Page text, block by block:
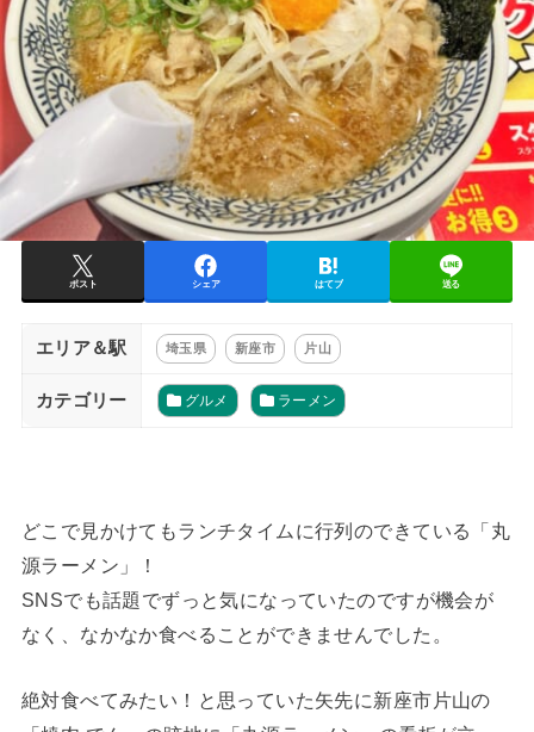
ポスト シェア はてブ 送る
エリア＆駅 埼玉県 新座市 片山
カテゴリー グルメ ラーメン
どこで見かけてもランチタイムに行列のできている「丸
源ラーメン」！
SNSでも話題でずっと気になっていたのですが機会が
なく、なかなか食べることができませんでした。
絶対食べてみたい！と思っていた矢先に新座市片山の